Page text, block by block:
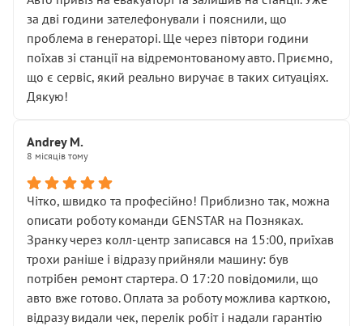
чіткого пояснення
( ну все зняли та доробили) дякую!
Окремий момент, який виглядає абсурдно:
мені заявили, що бачок гальмівної рідини потрібно
міняти разом із головним гальмівним циліндром у
Для людини, яка хоча б трохи розуміється на техніці,
це звучить як мінімум непрофесійно, а як максимум —
спроба продати дорогий вузол замість елементарних
ущільнювачів.
Що прикро — це не перший мій візит. Раніше міняв у
вас стартер, і тоді сервіс наче справив хороше
враження. Але згодом знайшов декілька гайок під
лобовим склом. Мені пояснили, що це “старі гайки, які
відкручували”, і попросили не хвилюватися. ( надіюсь
новий власник, не застяг в полі))
за дві години зателефонували і пояснили, що
проблема в генераторі. Ще через півтори години
поїхав зі станції на відремонтованому авто. Приємно,
що є сервіс, який реально виручає в таких ситуаціях.
Дякую!
Andrey M.
8 місяців тому
Чітко, швидко та професійно! Приблизно так, можна
описати роботу команди GENSTAR на Позняках.
Зранку через колл-центр записався на 15:00, приїхав
трохи раніше і відразу прийняли машину: був
потрібен ремонт стартера. О 17:20 повідомили, що
авто вже готово. Оплата за роботу можлива карткою,
відразу видали чек, перелік робіт і надали гарантію